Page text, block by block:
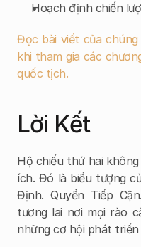
Hoạch định chiến
Đọc bài viết của
khi tham gia các
quốc tịch.
Lời Kết
Hộ chiếu thứ hai
ích. Đó là biểu tượng
Định. Quyền Tiếp
tương lai nơi mọi rào
những cơ hội phát